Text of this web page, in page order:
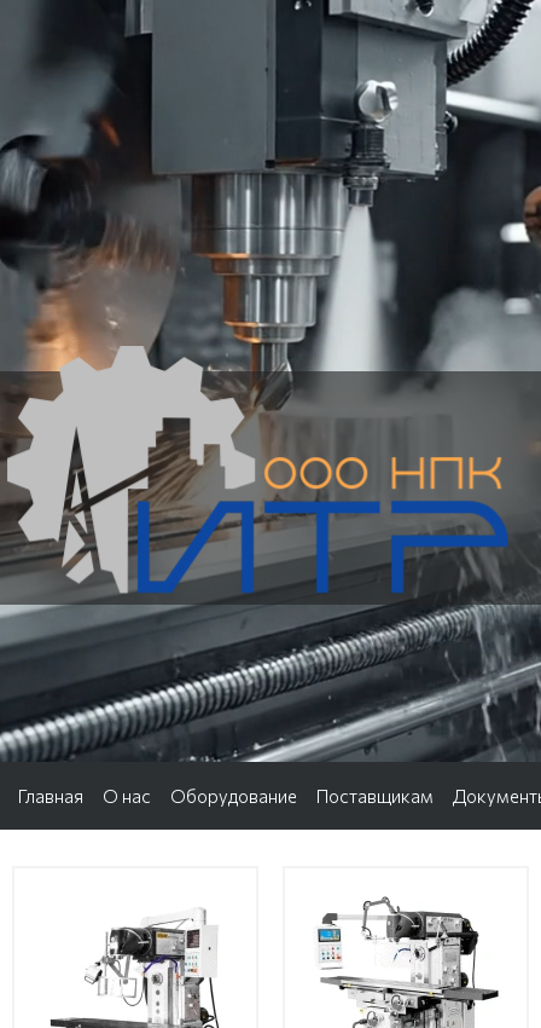
Главная О нас Оборудование Поставщикам